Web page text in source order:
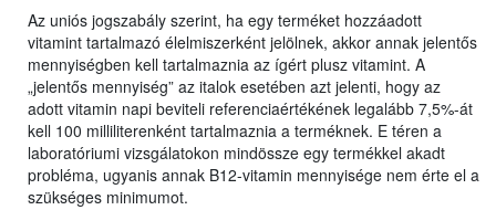
Az uniós jogszabály szerint, ha egy terméket hozzáadott
vitamint tartalmazó élelmiszerként jelölnek, akkor annak jelentős
mennyiségben kell tartalmaznia az ígért plusz vitamint. A
„jelentős mennyiség” az italok esetében azt jelenti, hogy az
adott vitamin napi beviteli referenciaértékének legalább 7,5%-át
kell 100 milliliterenként tartalmaznia a terméknek. E téren a
laboratóriumi vizsgálatokon mindössze egy termékkel akadt
probléma, ugyanis annak B12-vitamin mennyisége nem érte el a
szükséges minimumot.